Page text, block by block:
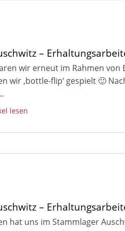
–
wir erneut im Rahmen
wir ‚bottle-flip‘ gespielt 🙂
lesen
–
hat uns im Stammlager